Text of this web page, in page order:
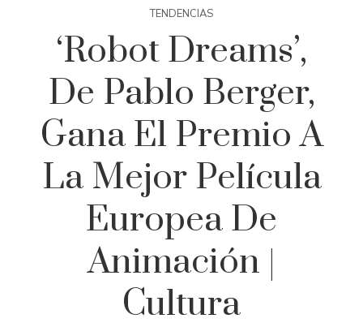
TENDENCIAS
‘Robot Dreams’,
De Pablo Berger,
Gana El Premio A
La Mejor Película
Europea De
Animación |
Cultura